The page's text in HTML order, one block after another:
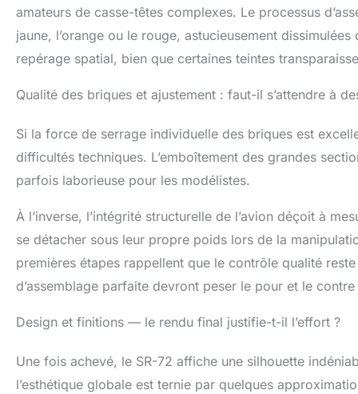
d'exposition et
son fuselage
équipement
microcosme de
de modèles
occasions】
14 ans et plus
mariage pour
en compte les
amateurs de casse-têtes complexes. Le processus
jaune, l’orange ou le rouge, astucieusement
repérage spatial, bien que certaines teintes
Qualité des briques et ajustement : faut-il s’attendre à
Si la force de serrage individuelle des briques est
difficultés techniques. L’emboîtement des grandes
parfois laborieuse pour les modélistes.
À l’inverse, l’intégrité structurelle de l’avion déçoit à
se détacher sous leur propre poids lors de la
premières étapes rappellent que le contrôle qualité
d’assemblage parfaite devront peser le pour et le
Design et finitions — le rendu final justifie-t-il l’effort ?
Une fois achevé, le SR-72 affiche une silhouette
l’esthétique globale est ternie par quelques